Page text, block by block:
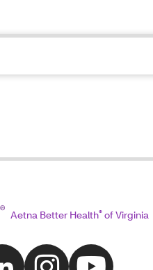
Aetna Better Health®of Virginia